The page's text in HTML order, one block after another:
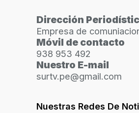
Dirección
Empresa de
Móvil de contacto
938 953 492
Nuestro E-mail
surtv.pe@gmail.com
Nuestras Redes De